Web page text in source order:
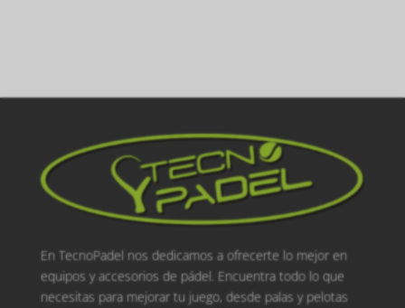
En TecnoPadel nos dedicamos a ofrecerte lo mejor en
equipos y accesorios de pádel. Encuentra todo lo que
necesitas para mejorar tu juego, desde palas y pelotas